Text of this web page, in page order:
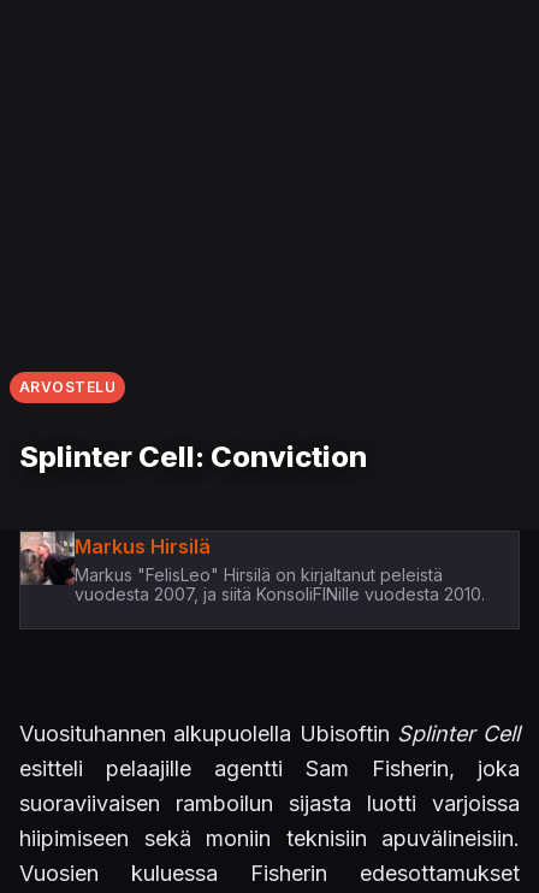
ARVOSTELU
Splinter Cell: Conviction
Markus Hirsilä
Markus "FelisLeo" Hirsilä on kirjaltanut peleistä
vuodesta 2007, ja siitä KonsoliFINille vuodesta 2010.
Vuosituhannen alkupuolella Ubisoftin Splinter Cell
esitteli pelaajille agentti Sam Fisherin, joka
suoraviivaisen ramboilun sijasta luotti varjoissa
hiipimiseen sekä moniin teknisiin apuvälineisiin.
Vuosien kuluessa Fisherin edesottamukset